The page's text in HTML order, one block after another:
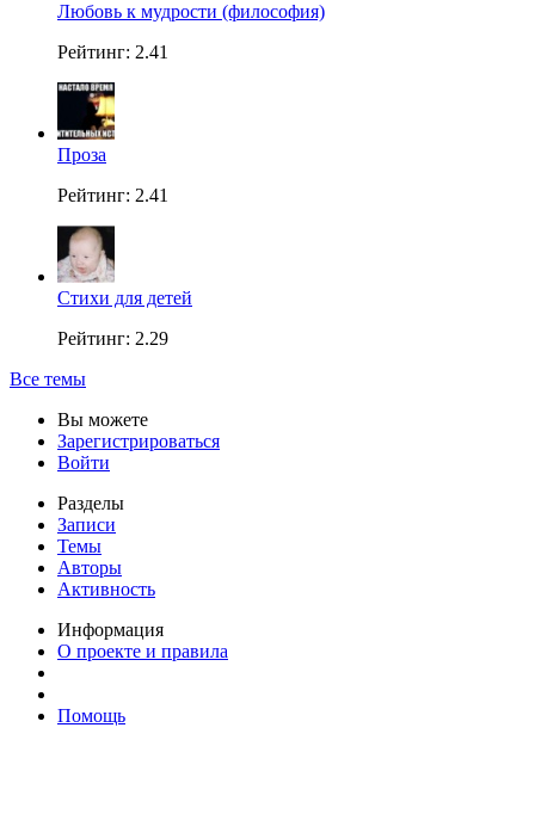
Любовь к мудрости (философия)
Рейтинг: 2.41
Проза
Рейтинг: 2.41
Стихи для детей
Рейтинг: 2.29
Все темы
Вы можете
Зарегистрироваться
Войти
Разделы
Записи
Темы
Авторы
Активность
Информация
О проекте и правила
Помощь